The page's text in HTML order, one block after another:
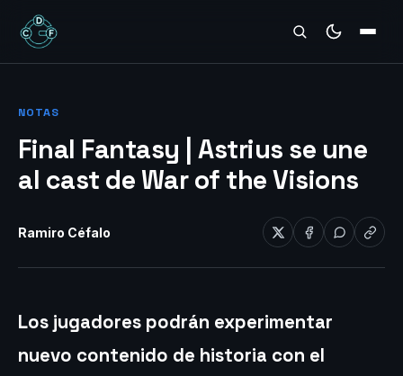
REVIEWS
NOTAS
Final Fantasy | Astrius se une
al cast de War of the Visions
Ramiro Céfalo
Los jugadores podrán experimentar
nuevo contenido de historia con el